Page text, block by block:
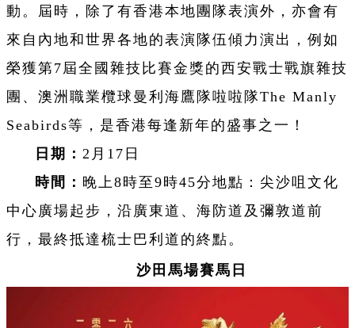
動。屆時，除了有香港本地團隊表演外，亦會有
來自內地和世界各地的表演隊伍傾力演出，例如
榮獲第7屆全國雜技比賽金獎的西安戰士戰旗雜技
團、澳洲職業欖球曼利海鷹隊啦啦隊The Manly
Seabirds等，是香港每逢新年的盛事之一！
日期： 2月17日
時間： 晚上8時至9時45分地點：尖沙咀文化
中心廣場起步，沿廣東道、海防道及彌敦道前
行，最終抵達梳士巴利道的終點。
沙田馬場賽馬日